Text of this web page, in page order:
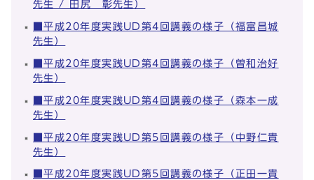
先生 / 田尻 彰先生）
■平成20年度実践UD第4回講義の様子（福富昌城
先生）
■平成20年度実践UD第4回講義の様子（曽和治好
先生）
■平成20年度実践UD第4回講義の様子（森本一成
先生）
■平成20年度実践UD第5回講義の様子（中野仁貴
先生）
■平成20年度実践UD第5回講義の様子（正田一貴